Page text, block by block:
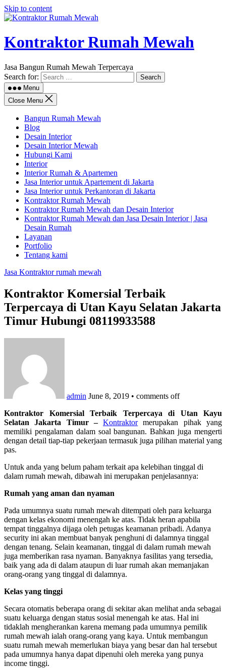
Skip to content
Kontraktor Rumah Mewah
Jasa Bangun Rumah Mewah Terpercaya
Search for:
Menu
Close Menu
Bangun Rumah Mewah
Blog
Desain Interior
Desain Interior Mewah
Hubungi Kami
Interior
Interior Rumah & Apartemen
Jasa Interior untuk Apartement di Jakarta
Jasa Interior untuk Perkantoran di Jakarta
Kontraktor Rumah Mewah
Kontraktor Rumah Mewah dan Desain Interior
Kontraktor Rumah Mewah dan Jasa Desain Interior | Jasa
Desain Rumah
Layanan
Portfolio
Tentang kami
Jasa Kontraktor rumah mewah
Kontraktor Komersial Terbaik
Terpercaya di Utan Kayu Selatan Jakarta
Timur Hubungi 08119933588
admin June 8, 2019 • comments off
Kontraktor Komersial Terbaik Terpercaya di Utan Kayu
Selatan Jakarta Timur –Kontraktormerupakan pihak yang
memiliki pengalaman dalam soal bangunan. Bahkan juga mengerti
dengan detail tiap-tiap pekerjaan termasuk juga pilihan material yang
pas.
Untuk anda yang belum paham terkait apa kelebihan tinggal di
dalam rumah mewah, dibawah ini merupakan penjelasannya:
Rumah yang aman dan nyaman
Pada umumnya suatu rumah mewah ditempati oleh para keluarga
dengan kelas ekonomi menengah ke atas. Tidak heran apabila
tempat tinggalnya dijaga oleh petugas keamanan pribadi. Adanya
security ini akan membuat banyak penghuni di dalamnya tinggal
dengan tenang. Selain keamanan, tinggal di dalam rumah mewah
juga memberikan rasa nyaman. Banyaknya fasilitas yang tersedia,
baik yang ada di dalam ataupun di luar rumah akan memanjakan
orang-orang yang tinggal di dalamnya.
Kelas yang tinggi
Secara otomatis beberapa orang di sekitar akan melihat anda sebagai
suatu keluarga dengan status sosial menengah ke atas. Hal ini
tidaklah mengherankan karena memang pada umumnya pemilik
rumah mewah ialah orang-orang yang kaya. Untuk membangun
suatu rumah mewah memerlukan biaya yang besar dan hal tersebut
pada umumnya hanya dapat dipenuhi oleh mereka yang punya
income tinggi.